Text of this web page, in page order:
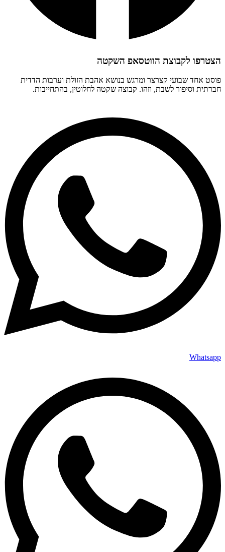
הצטרפו לקבוצת הווטסאפ השקטה
פוסט אחד שבועי קצרצר ומרגש בנושא אהבת הזולת וערבות הדדית
חברתית וסיפור לשבת, וזהו. קבוצה שקטה לחלוטין, בהתחייבות.
Whatsapp